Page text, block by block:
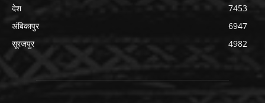
देश
7453
अंबिकापुर
6947
सूरजपुर
4982